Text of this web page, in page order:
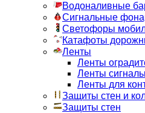
Водоналивные
Сигнальные
Светофоры
Катафоты
Ленты
Ленты
Ленты
Ленты для
Защиты стен и
Защиты стен